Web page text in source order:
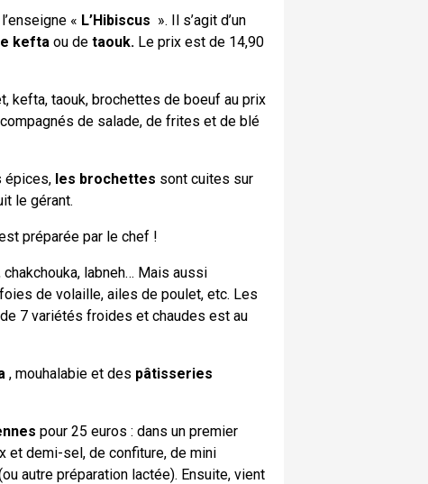
« L’Hibiscus ». Il s’agit d’un
kefta ou de taouk. Le prix est de 14,90
kefta, taouk, brochettes de boeuf au prix
de salade, de frites et de blé
épices, les brochettes sont cuites sur
le gérant.
préparée par le chef !
chakchouka, labneh… Mais aussi
de volaille, ailes de poulet, etc. Les
7 variétés froides et chaudes est au
, mouhalabie et des pâtisseries
pour 25 euros : dans un premier
et demi-sel, de confiture, de mini
autre préparation lactée). Ensuite, vient